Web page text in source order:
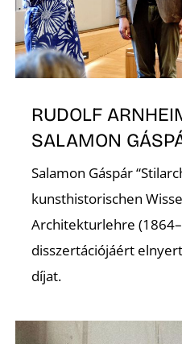
RUDOLF
SALAMON
Salamon Gáspár
kunsthistorischen
Architekturlehre
disszertációjáért
díjat.